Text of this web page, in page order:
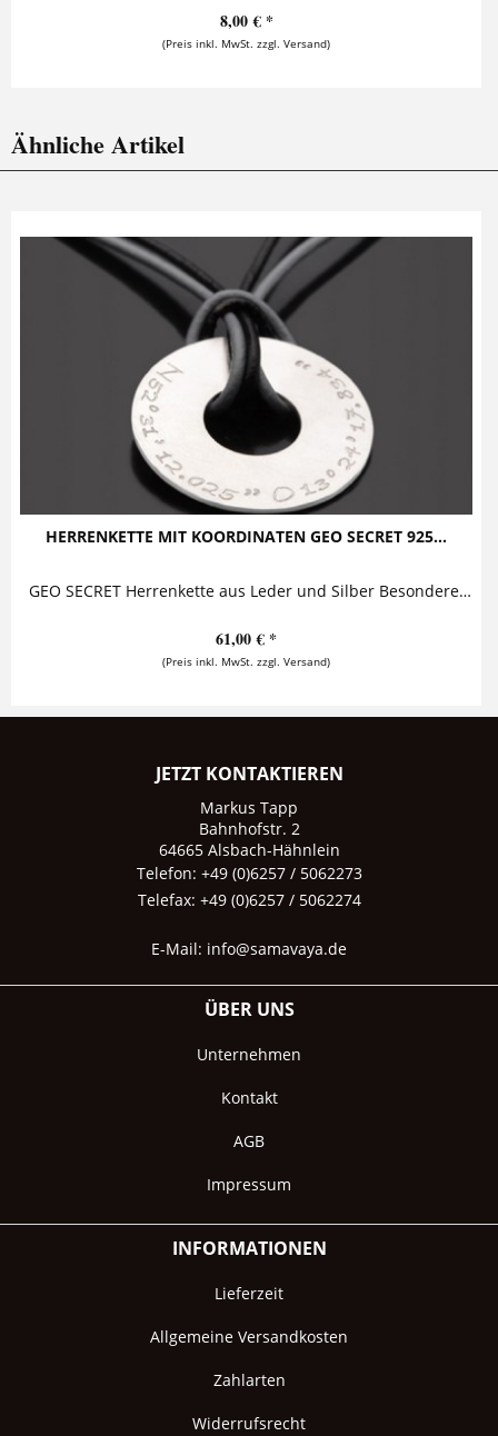
8,00 € *
(Preis inkl. MwSt. zzgl. Versand)
Ähnliche Artikel
HERRENKETTE MIT KOORDINATEN GEO SECRET 925...
GEO SECRET Herrenkette aus Leder und Silber Besonderes Highlight dieses stylischen Herrenschmucks sind die Bänder aus echtem Rundriemenleder,...
61,00 € *
(Preis inkl. MwSt. zzgl. Versand)
JETZT KONTAKTIEREN
Markus Tapp
Bahnhofstr. 2
64665 Alsbach-Hähnlein
Telefon: +49 (0)6257 / 5062273
Telefax: +49 (0)6257 / 5062274
E-Mail: info@samavaya.de
ÜBER UNS
Unternehmen
Kontakt
AGB
Impressum
INFORMATIONEN
Lieferzeit
Allgemeine Versandkosten
Zahlarten
Widerrufsrecht